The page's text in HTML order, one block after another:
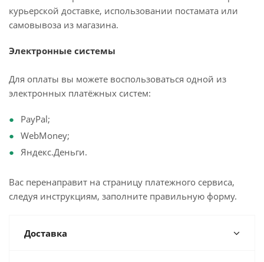
курьерской доставке, использовании постамата или
самовывоза из магазина.
Электронные системы
Для оплаты вы можете воспользоваться одной из
электронных платёжных систем:
PayPal;
WebMoney;
Яндекс.Деньги.
Вас перенаправит на страницу платежного сервиса,
следуя инструкциям, заполните правильную форму.
Доставка